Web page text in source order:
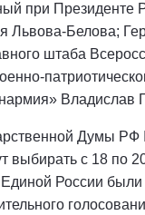
при Президенте
Львова-Белова;
штаба
Владислав
Думы РФ
выбирать с 18 по
России